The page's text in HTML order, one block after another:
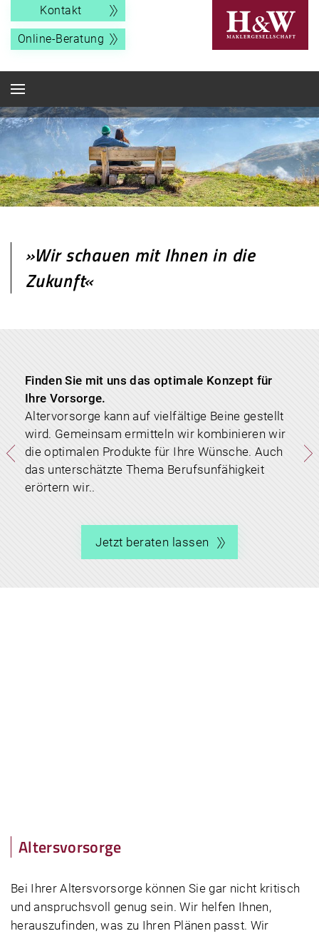
Kontakt
Online-Beratung
»Wir schauen mitIhnen in die
Zukunft«
Finden Sie mit uns das optimale Konzept für
Ihre Vorsorge.
Altervorsorge kann auf vielfältige Beine gestellt
wird. Gemeinsam ermitteln wir kombinieren wir
die optimalen Produkte für Ihre Wünsche. Auch
das unterschätzte Thema Berufsunfähigkeit
erörtern wir..
Jetzt beraten lassen
Investieren Sie in einen Anruf
Altersvorsorge
Bei Ihrer Altersvorsorge können Sie gar nicht kritisch
und anspruchsvoll genug sein. Wir helfen Ihnen,
herauszufinden, was zu Ihren Plänen passt. Wir